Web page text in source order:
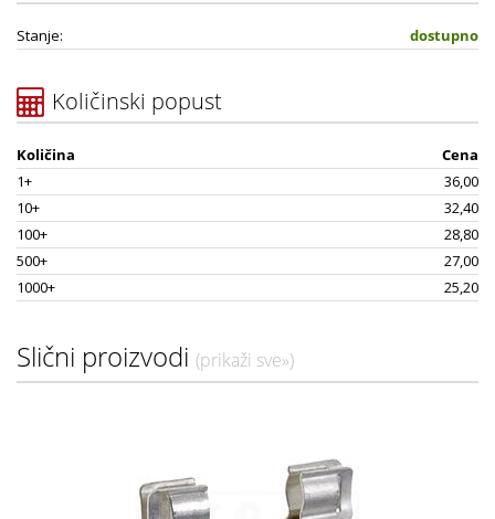
Stanje: dostupno
Količinski popust
Količina
Cena
1+
36,00
10+
32,40
100+
28,80
500+
27,00
1000+
25,20
Slični proizvodi (prikaži sve»)